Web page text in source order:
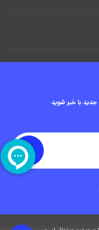
با خبر شوید